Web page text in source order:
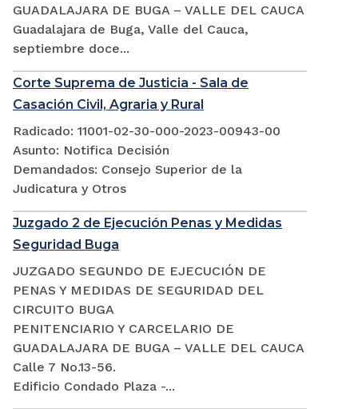
GUADALAJARA DE BUGA – VALLE DEL CAUCA
Guadalajara de Buga, Valle del Cauca,
septiembre doce...
Corte Suprema de Justicia - Sala de
Casación Civil, Agraria y Rural
Radicado: 11001-02-30-000-2023-00943-00
Asunto: Notifica Decisión
Demandados: Consejo Superior de la
Judicatura y Otros
Juzgado 2 de Ejecución Penas y Medidas
Seguridad Buga
JUZGADO SEGUNDO DE EJECUCIÓN DE
PENAS Y MEDIDAS DE SEGURIDAD DEL
CIRCUITO BUGA
PENITENCIARIO Y CARCELARIO DE
GUADALAJARA DE BUGA – VALLE DEL CAUCA
Calle 7 No.13-56.
Edificio Condado Plaza -...